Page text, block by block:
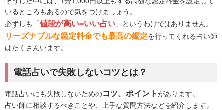
いるところもあるので気をつけましょう。
必ずしも「値段が高い=いい占い 」というわけではありません。
リーズナブルな鑑定料金でも最高の鑑定を行ってくれる占い師
はたくさんいます。
電話占いで失敗しないコツとは？
電話占いにも失敗しないためのコツ、ポイントがあります。
占い師に相談するべきことや、上手な質問方法などを紹介します。